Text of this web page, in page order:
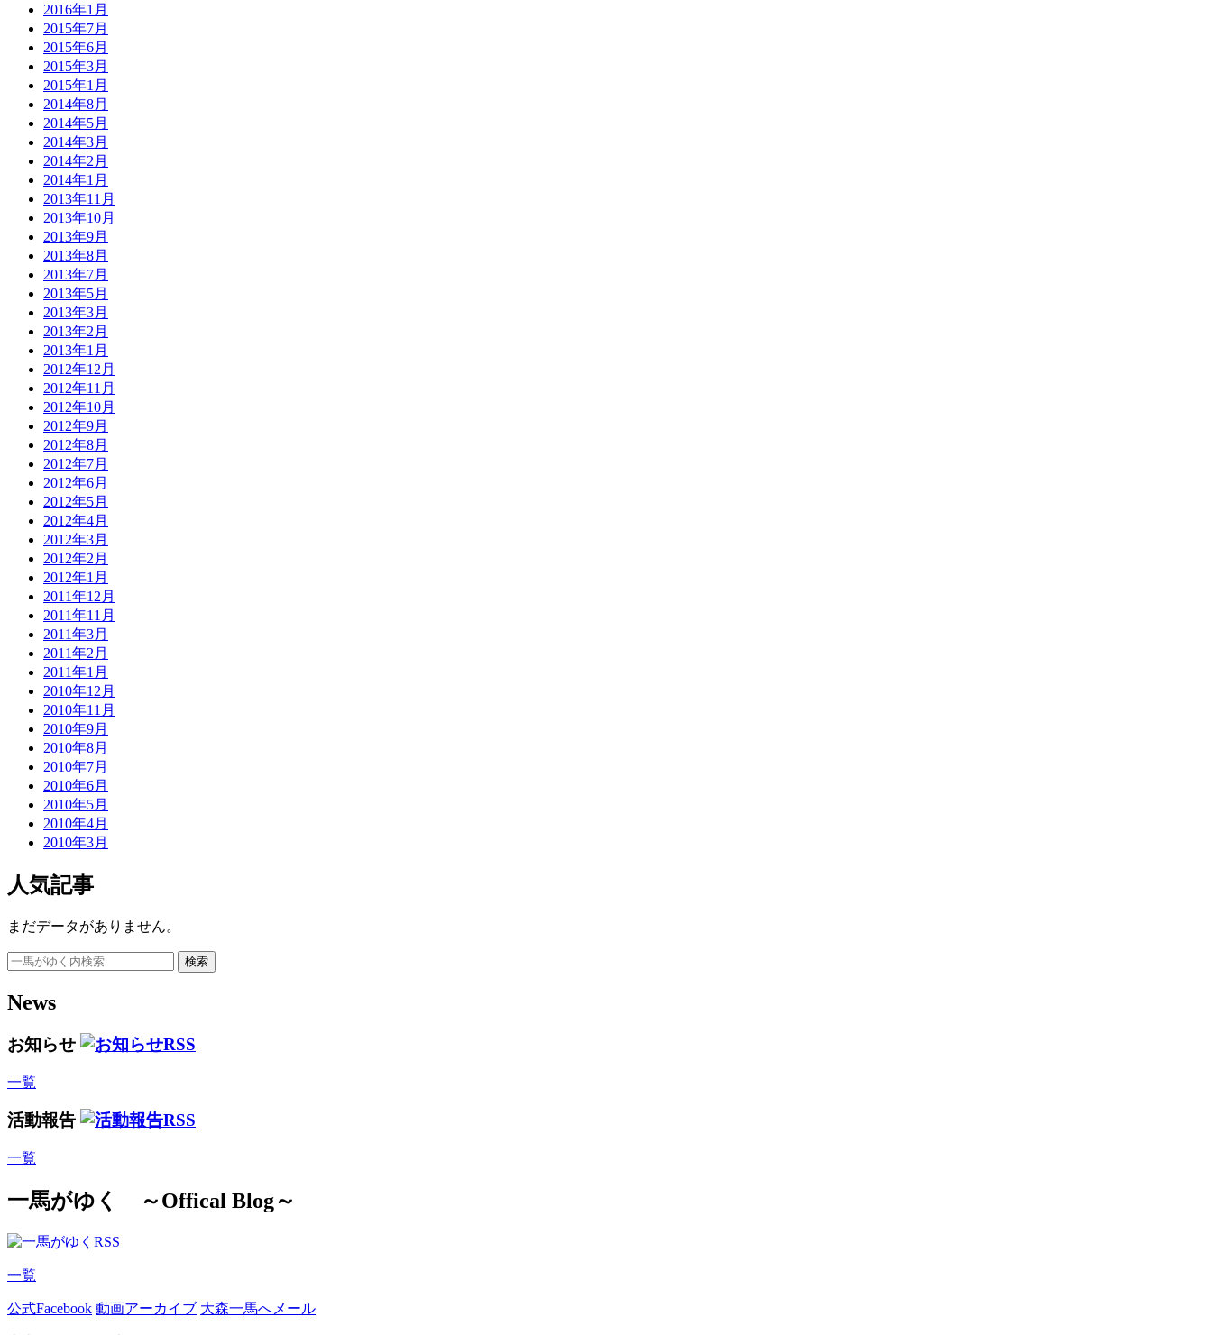
2016年1月
2015年7月
2015年6月
2015年3月
2015年1月
2014年8月
2014年5月
2014年3月
2014年2月
2014年1月
2013年11月
2013年10月
2013年9月
2013年8月
2013年7月
2013年5月
2013年3月
2013年2月
2013年1月
2012年12月
2012年11月
2012年10月
2012年9月
2012年8月
2012年7月
2012年6月
2012年5月
2012年4月
2012年3月
2012年2月
2012年1月
2011年12月
2011年11月
2011年3月
2011年2月
2011年1月
2010年12月
2010年11月
2010年9月
2010年8月
2010年7月
2010年6月
2010年5月
2010年4月
2010年3月
人気記事
まだデータがありません。
検索
News
お知らせ
一覧
活動報告
一覧
一馬がゆく ～Offical Blog～
一覧
公式Facebook 動画アーカイブ 大森一馬へメール